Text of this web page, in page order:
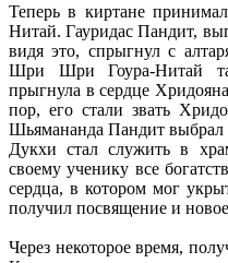
Теперь в киртане
Нитай. Гауридас Пандит,
видя это, спрыгнул с
Шри Шри Гоура-Нитай
прыгнула в сердце
пор, его стали звать
Шьямананда Пандит выбрал
Дукхи стал служить в
своему ученику все
сердца, в котором мог
получил посвящение и
Через некоторое время,